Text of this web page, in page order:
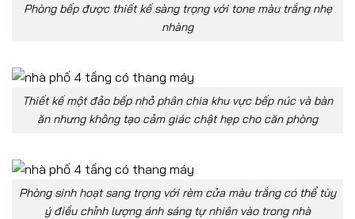
Phòng bếp được thiết kế sàng trọng với tone màu trắng nhẹ
nhàng
Thiết kế một đảo bếp nhỏ phân chia khu vực bếp núc và bàn
ăn nhưng không tạo cảm giác chật hẹp cho căn phòng
Phòng sinh hoạt sang trọng với rèm cửa màu trắng có thể tùy
ý điều chỉnh lượng ánh sáng tự nhiên vào trong nhà